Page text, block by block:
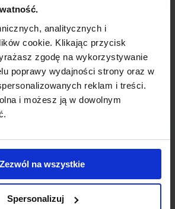
analitycznych i
cookie. Klikając przycisk
zgodę na wykorzystywanie
poprawy wydajności strony oraz w
reklam i treści.
i możesz ją w dowolnym
Zezwól na wszystkie
Spersonalizuj
karta
Aeroflot